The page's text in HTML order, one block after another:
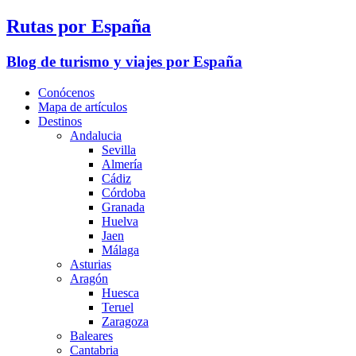
Rutas por España
Blog de turismo y viajes por España
Conócenos
Mapa de artículos
Destinos
Andalucia
Sevilla
Almería
Cádiz
Córdoba
Granada
Huelva
Jaen
Málaga
Asturias
Aragón
Huesca
Teruel
Zaragoza
Baleares
Cantabria